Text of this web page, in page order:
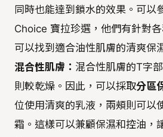
同時也能達到鎖水的效果。可以
Choice 寶拉珍選，他們有針對各
可以找到適合油性肌膚的清爽保
混合性肌膚： 混合性肌膚的T字
則較乾燥。因此，可以採取分區
位使用清爽的乳液，兩頰則可以
霜。這樣可以兼顧保濕和控油，